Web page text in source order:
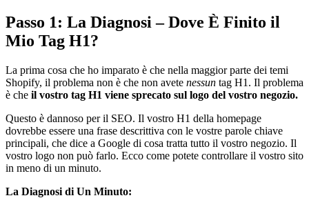
Passo 1: La Diagnosi – Dove È Finito il
Mio Tag H1?
La prima cosa che ho imparato è che nella maggior parte dei temi
Shopify, il problema non è che non avete nessun tag H1. Il problema
è che il vostro tag H1 viene sprecato sul logo del vostro negozio.
Questo è dannoso per il SEO. Il vostro H1 della homepage
dovrebbe essere una frase descrittiva con le vostre parole chiave
principali, che dice a Google di cosa tratta tutto il vostro negozio. Il
vostro logo non può farlo. Ecco come potete controllare il vostro sito
in meno di un minuto.
La Diagnosi di Un Minuto: